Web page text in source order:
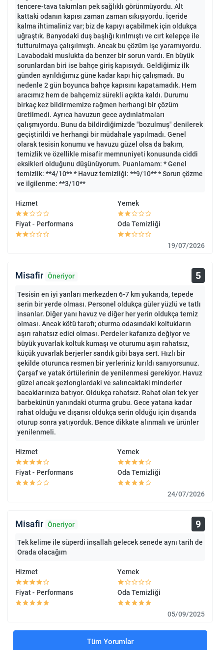
tencere-tava takımları pek sağlıklı görünmüyordu. Alt
kattaki odanın kapısı zaman zaman sıkışıyordu. İçeride
kalma ihtimaliniz var; biz de kapıyı açabilmek için oldukça
uğraştık. Banyodaki duş başlığı kırılmıştı ve cırt kelepçe ile
tutturulmaya çalışılmıştı. Ancak bu çözüm işe yaramıyordu.
Lavabodaki muslukta da benzer bir sorun vardı. En büyük
sorunlardan biri ise bahçe giriş kapısıydı. Geldiğimiz ilk
günden ayrıldığımız güne kadar kapı hiç çalışmadı. Bu
nedenle 2 gün boyunca bahçe kapısını kapatamadık. Hem
aracımız hem de bahçemiz sürekli açıkta kaldı. Durumu
birkaç kez bildirmemize rağmen herhangi bir çözüm
üretilmedi. Ayrıca havuzun gece aydınlatmaları
çalışmıyordu. Bunu da bildirdiğimizde "bozulmuş" denilerek
geçiştirildi ve herhangi bir müdahale yapılmadı. Genel
olarak tesisin konumu ve havuzu güzel olsa da bakım,
temizlik ve özellikle misafir memnuniyeti konusunda ciddi
eksikleri olduğunu düşünüyorum. Puanlamam: * Genel
temizlik: **4/10** * Havuz temizliği: **9/10** * Sorun çözme
ve ilgilenme: **3/10**
Hizmet Yemek
Fiyat - Performans Oda Temizliği
19/07/2026
Misafir Öneriyor 5
Tesisin en iyi yanları merkezden 6-7 km yukarıda, tepede
serin bir yerde olması. Personel oldukça güler yüzlü ve tatlı
insanlar. Diğer yanı havuz ve diğer her yerin oldukça temiz
olması. Ancak kötü tarafı; oturma odasındaki koltukların
aşırı rahatsız edici olması. Perdeler kafanıza değiyor ve
büyük yuvarlak koltuk kumaşı ve oturumu aşırı rahatsız,
küçük yuvarlak berjerler sandık gibi baya sert. Hızlı bir
şekilde oturunca resmen bir yerleriniz kırıldı sanıyorsunuz.
Çarşaf ve yatak örtülerinin de yenilenmesi gerekiyor. Havuz
güzel ancak şezlonglardaki ve salıncaktaki minderler
bacaklarınıza batıyor. Oldukça rahatsız. Rahat olan tek yer
barbekünün yanındaki oturma grubu. Gece yatana kadar
rahat olduğu ve dışarısı oldukça serin olduğu için dışarıda
oturup sonra yatıyorduk. Bence dikkate alınmalı ve ürünler
yenilenmeli.
Hizmet Yemek
Fiyat - Performans Oda Temizliği
24/07/2026
Misafir Öneriyor 9
Tek kelime ile süperdi inşallah gelecek senede aynı tarih de
Orada olacağım
Hizmet Yemek
Fiyat - Performans Oda Temizliği
05/09/2025
Tüm Yorumlar